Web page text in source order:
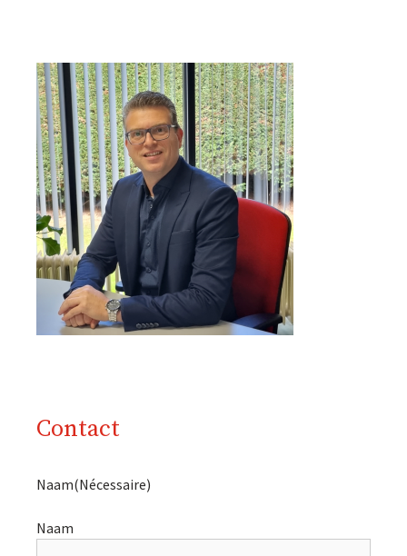
Contact
Naam(Nécessaire)
Naam